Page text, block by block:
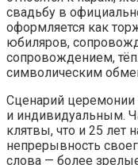
свадьбу в
оформляется как
юбиляров,
сопровождением,
символическим
Сценарий церемонии
и индивидуальным.
клятвы, что и 25 лет
непрерывность
слова — более